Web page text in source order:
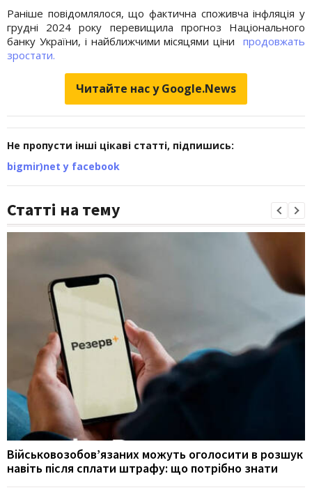
Раніше повідомлялося, що фактична споживча інфляція у
грудні 2024 року перевищила прогноз Національного
банку України, і найближчими місяцями ціни
продовжать
зростати.
Читайте нас у Google.News
Не пропусти інші цікаві статті, підпишись:
bigmir)net у facebook
Статті на тему
Військовозобов’язаних можуть оголосити в розшук
навіть після сплати штрафу: що потрібно знати